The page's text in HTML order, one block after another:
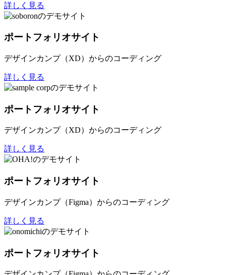
詳しく見る
ポートフォリオサイト
デザインカンプ（XD）からのコーディング
詳しく見る
ポートフォリオサイト
デザインカンプ（XD）からのコーディング
詳しく見る
ポートフォリオサイト
デザインカンプ（Figma）からのコーディング
詳しく見る
ポートフォリオサイト